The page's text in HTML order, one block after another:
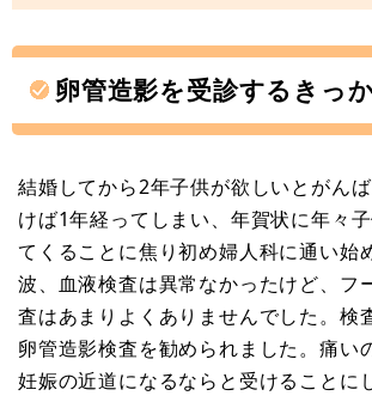
卵管造影を受診するきっ
結婚してから2年子供が欲しいとがん
けば1年経ってしまい、年賀状に年々
てくることに焦り初め婦人科に通い始
波、血液検査は異常なかったけど、フ
査はあまりよくありませんでした。検
卵管造影検査を勧められました。痛い
妊娠の近道になるならと受けることに